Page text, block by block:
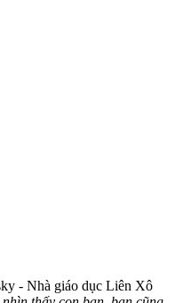
- Nhà giáo dục Liên Xô